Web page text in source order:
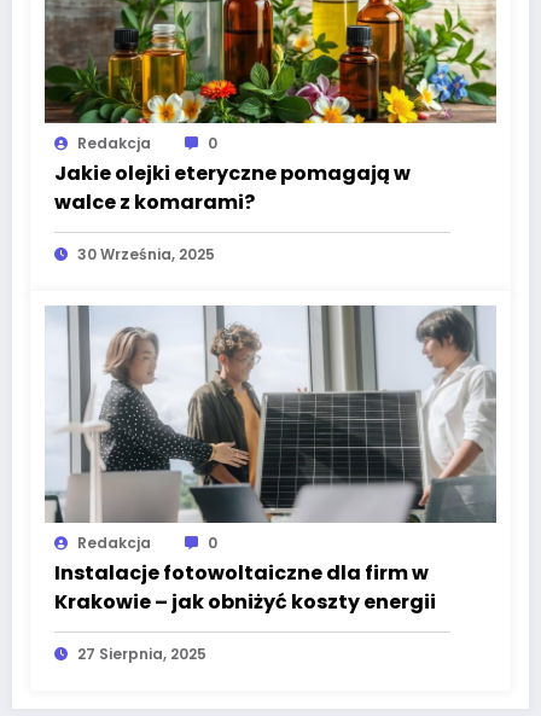
Redakcja 0
Jakie olejki eteryczne pomagają w
walce z komarami?
30 Września, 2025
Redakcja 0
Instalacje fotowoltaiczne dla firm w
Krakowie – jak obniżyć koszty energii
27 Sierpnia, 2025